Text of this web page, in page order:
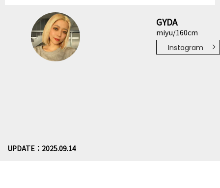
GYDA
miyu/160cm
Instagram
UPDATE：2025.09.14